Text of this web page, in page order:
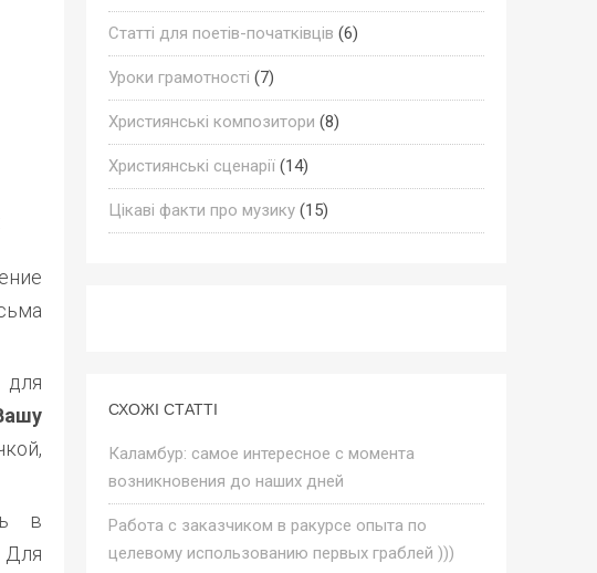
для
в
Для
Статті для поетів-початківців (6)
Уроки грамотності (7)
Християнські композитори (8)
Християнські сценарії(14)
Цікаві факти про музику(15)
СХОЖІ СТАТТІ
Каламбур: самое интересное с момента
возникновения до наших дней
Работа с заказчиком в ракурсе опыта по
целевому использованию первых граблей )))